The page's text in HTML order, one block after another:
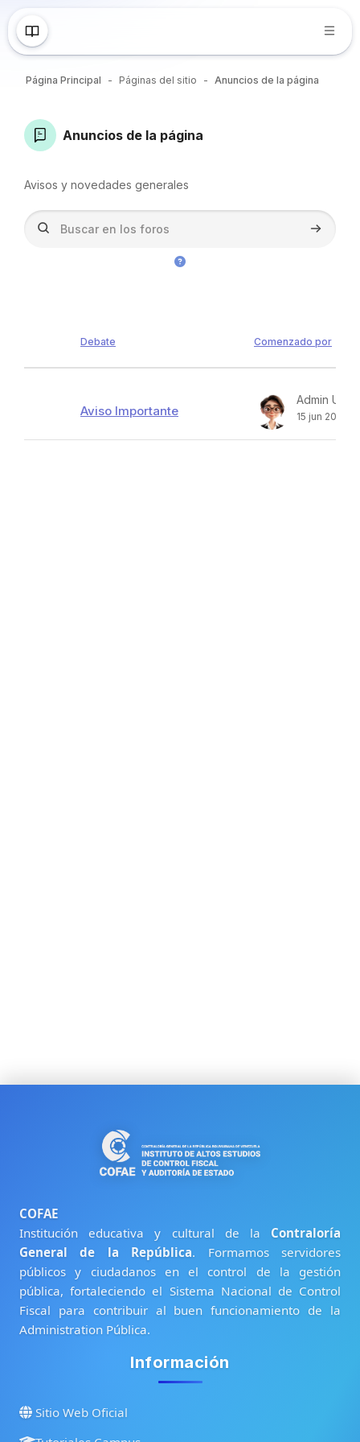
Página Principal Páginas del sitio Anuncios de la página
BloquesAnuncios de la página
Bloques
Requisitos de finalización
Avisos y novedades generales
Buscar en los foros Buscar
Debate Comenzado por
Aviso Importante
Admin User
15 jun 2026
COFAE
Institución educativa y cultural de la Contraloría
General de la República. Formamos servidores
públicos y ciudadanos en el control de la gestión
pública, fortaleciendo el Sistema Nacional de Control
Fiscal para contribuir al buen funcionamiento de la
Administration Pública.
Información
Sitio Web Oficial
Resumen de retención de datos
Cambiar al tema estándar